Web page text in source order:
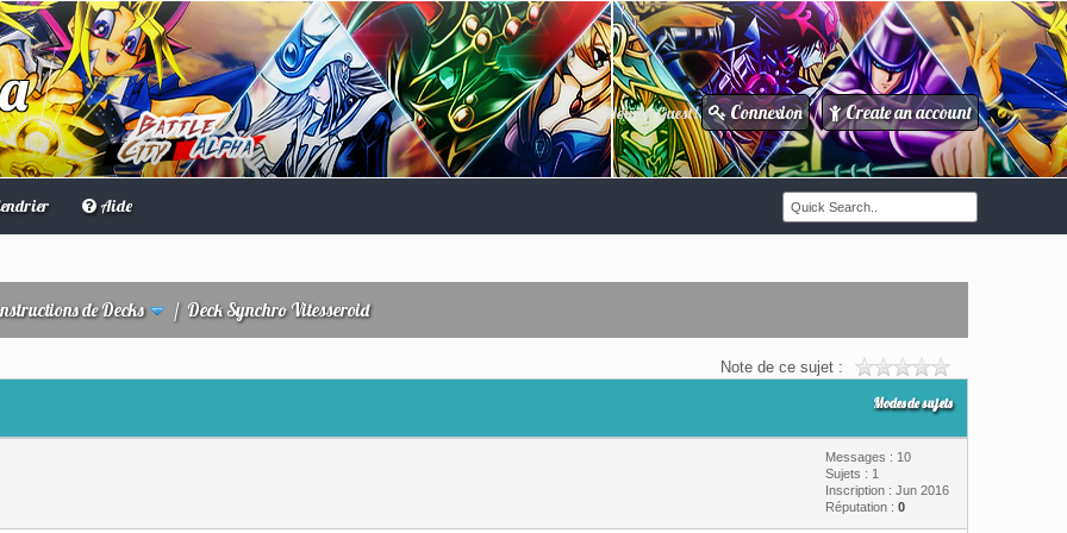
Howdy Guest! Connexion / Create an account
Aide
de Decks / Deck Synchro Vitesseroid
Note de ce sujet :
Modes de sujets
Messages : 10
Sujets : 1
Inscription : Jun 2016
Réputation : 0